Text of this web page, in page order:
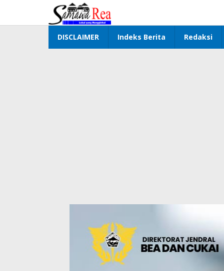
konten
DISCLAIMER Indeks Berita Redaksi